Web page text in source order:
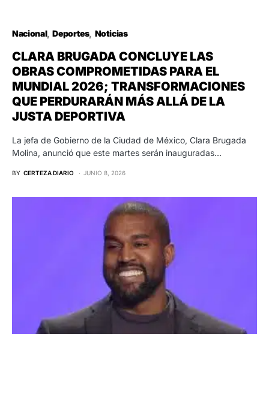
Nacional Deportes Noticias
CLARA BRUGADA CONCLUYE LAS
OBRAS COMPROMETIDAS PARA EL
MUNDIAL 2026; TRANSFORMACIONES
QUE PERDURARÁN MÁS ALLÁ DE LA
JUSTA DEPORTIVA
La jefa de Gobierno de la Ciudad de México, Clara Brugada
Molina, anunció que este martes serán inauguradas…
BY CERTEZA DIARIO JUNIO 8, 2026